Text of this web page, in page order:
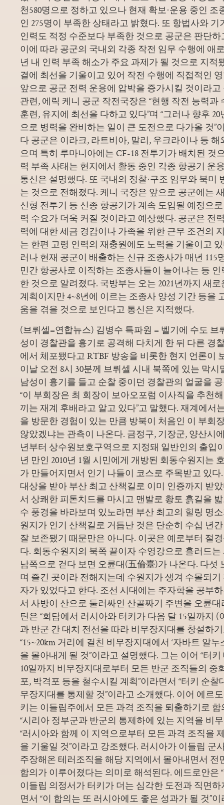
천580명으로 정하고 있으나 현재 확보·운용 중인 조
인 275명이 부족한 상태라고 밝혔다. 또 항법사와
인력도 적정 수준보다 부족한 것으로 공군은 판단
이에 따라 공군의 국내외 각종 작전 임무 수행에 애
년 내 인력 부족 해소가 주요 과제가 될 것으로 지적
결에 최선을 기울이고 있어 작전 수행에 직접적인
앞으로 공군 전력 운용에 압박을 증가시킬 것이라
관련, 에릭 케니 공군 작전국장은 “현행 작전 능력과
훈련, 유지에 최선을 다하고 있다”며 “그러나 향후
으로 병력을 완비하는 일이 큰 도전으로 다가올 것”
다 공군은 이라크, 라트비아, 말리, 우크라이나 등
으며 특히 루마니아에는 CF-18 전투기가 배치된 것
력 부족 사태는 현지에서 활동 중인 각종 항공기 운
통신은 설명했다. 또 국내의 정찰·구조 임무와 북미
는 것으로 전해졌다. 케니 국장은 앞으로 공군에는
신형 전투기 등 신종 항공기가 계속 도입될 예정으
력 수요가 더욱 커질 것이라고 예상했다. 공군은 전
력에 대한 세금 경감이나 가족을 위한 근무 조건의
는 한편 고령 인력의 재충원에도 노력을 기울이고
러나 현재 공군이 배출하는 신규 조종사가 매년 115
민간 항공사로 이직하는 조종사들이 늘어나는 등
한 것으로 알려졌다. 국방부는 오는 2021년까지 새
계획이지만 4~8년에 이르는 조종사 양성 기간 등을
움을 겪을 것으로 보인다고 통신은 지적했다.
(브뤼셀=연합뉴스) 김병수 특파원 = 벨기에 수도 브
성이 경찰관을 흉기로 공격해 다치게 한 뒤 다른 경
에서 체포됐다고 RTBF 방송을 비롯한 현지 언론이
이날 오전 8시 30분께 브뤼셀 시내 북쪽에 있는 막
남성이 흉기를 들고 순찰 중이던 경찰관의 얼굴을
“이 부회장은 최 회장이 보아오포럼 이사직을 추천
끼는 재계 후배라고 알고 있다”고 말했다. 재계에서
을 방문한 경험이 있는 만큼 방북이 처음인 이 부회
않았겠냐는 관측이 나온다. 금정구, 기장군, 양산시
년부터 상수원보호구역으로 지정돼 일반인의 출입
년 만인 2010년 1월 시민에게 개방된 회동수원지는
가 만들어지면서 인기 나들이 코스로 주목받고 있다.
대상을 받아 부산 최고 산책길로 이미 인증까지 받
서 상쾌한 피톤치드를 마시고 맨발로 황토 흙길을
수 풍경을 바라보며 있노라면 부산 최고의 힐링 명
원지가 인기 산책길로 거듭난 것은 단순히 수십 년
잘 보존됐기 때문만은 아니다. 이곳은 예로부터 절
다. 회동수원지의 북쪽 끝이자 수영강으로 흘러드
남쪽으로 걷다 보면 오륜대(五倫臺)가 나온다. 다섯
며 즐긴 곳이라 전해지는데 수원지가 생겨 수몰되
자가 있었다고 한다. 조선 시대에는 주자학을 공부
서 사방이 산으로 둘러싸인 산골짜기 주변을 오륜
틴은 “회담에서 러시아와 터키가 다음 달 15일까지
과 반군 간 대치 전선을 따라 비무장지대를 창설하
“15~20km 거리에 걸친 비무장지대에서 ‘자바트 알
을 몰아내게 될 것”이라고 설명했다. 그는 이어 “터
10일까지 비무장지대로부터 모든 반군 조직들의 중
포, 박격포 등을 철수시킬 계획”이라면서 “터키 순
무장지대를 통제할 것”이라고 소개했다. 이어 에르
키는 이들립주에서 모든 과격 조직을 퇴출하기로
“시리아 정부군과 반군의 통제하에 있는 지역을 비
“러시아와 함께 이 지역으로부터 모든 과격 조직을
을 기울일 것”이라고 강조했다. 러시아가 이들립 군
주장해온 테러조직을 해당 지역에서 몰아내면서 전
합의가 이루어졌다는 의미로 해석된다. 에드로안은
이들립 의정서가 터키가 더는 심각한 도전과 직면하
면서 “이 합의는 또 러시아에도 좋은 성과가 될 것”